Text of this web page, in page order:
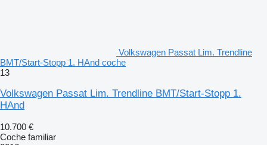
Volkswagen Passat Lim. Trendline
BMT/Start-Stopp 1. HAnd coche
13
Volkswagen Passat Lim. Trendline BMT/Start-Stopp 1.
HAnd
10.700 €
Coche familiar